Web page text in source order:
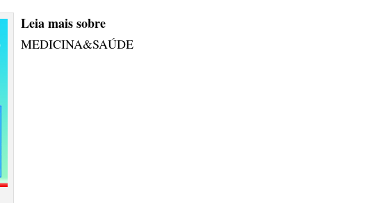
Leia mais sobre
MEDICINA&SAÚDE